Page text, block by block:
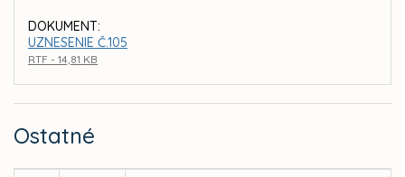
DOKUMENT:
UZNESENIE Č.105
RTF - 14,81 KB
Ostatné